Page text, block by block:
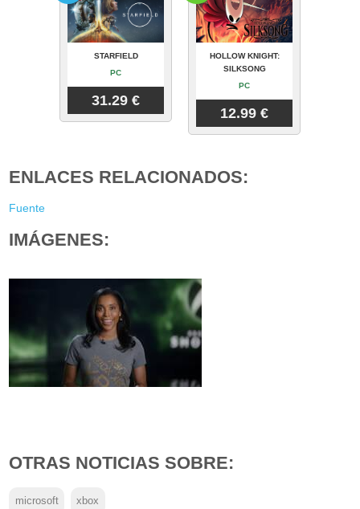
STARFIELD
PC
31.29 €
HOLLOW KNIGHT:
SILKSONG
PC
12.99 €
ENLACES RELACIONADOS:
Fuente
IMÁGENES:
OTRAS NOTICIAS SOBRE:
microsoft xbox